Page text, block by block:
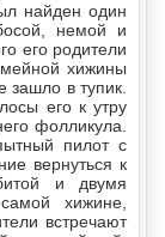
найден один
немой и
его родители
хижины
зашло в тупик.
его к утру
фолликула.
пилот с
вернуться к
и двумя
хижине,
встречают